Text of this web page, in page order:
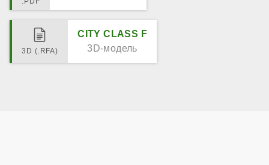
CITY CLASS F
3D-модель